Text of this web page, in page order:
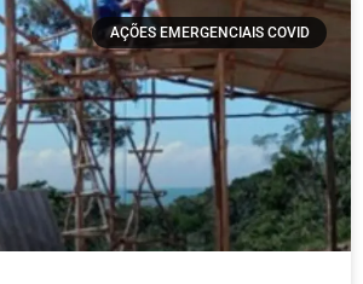
AÇÕES EMERGENCIAIS COVID